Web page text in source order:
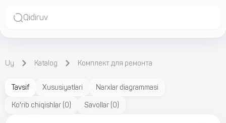
Qidiruv
Uy Katalog Комплект для ремонта
Tavsif Xususiyatlari Narxlar diagrammasi
Ko'rib chiqishlar (0) Savollar (0)